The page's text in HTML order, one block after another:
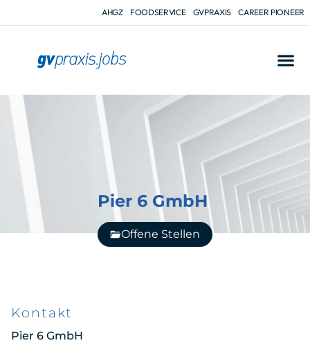
AHGZ FOODSERVICE GVPRAXIS CAREER PIONEER
Pier 6 GmbH
Offene Stellen
Kontakt
Pier 6 GmbH